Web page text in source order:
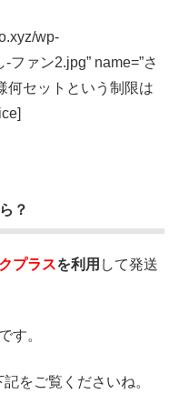
wp-
ァン2.jpg” name=”さ
何セットという制限は
？
プラスを利用 して発送
す。
をご覧くださいね。